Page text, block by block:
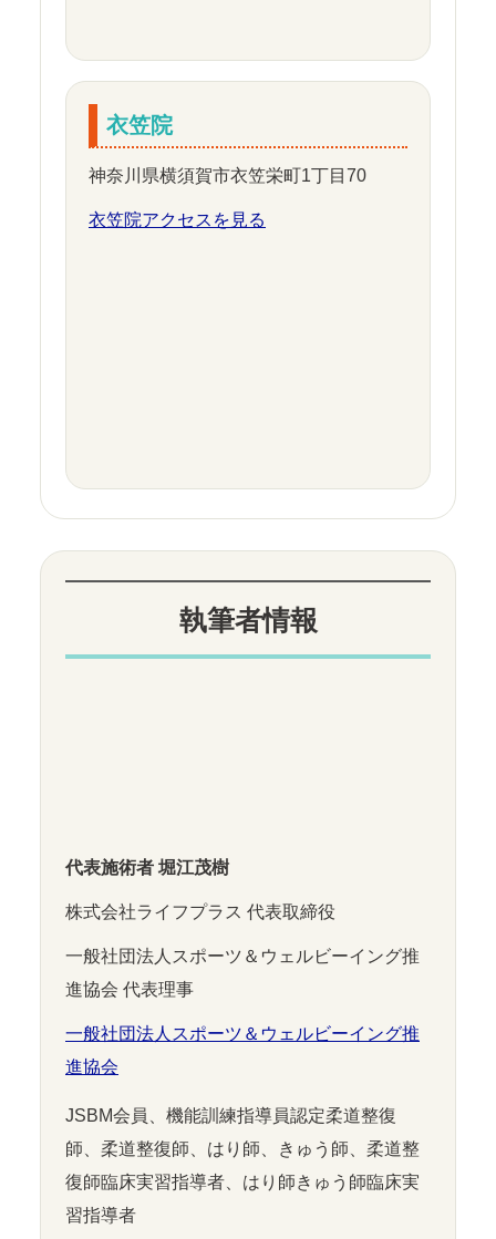
衣笠院
神奈川県横須賀市衣笠栄町1丁目70
衣笠院アクセスを見る
執筆者情報
代表施術者 堀江茂樹
株式会社ライフプラス 代表取締役
一般社団法人スポーツ＆ウェルビーイング推
進協会 代表理事
一般社団法人スポーツ＆ウェルビーイング推
進協会
JSBM会員、機能訓練指導員認定柔道整復
師、柔道整復師、はり師、きゅう師、柔道整
復師臨床実習指導者、はり師きゅう師臨床実
習指導者